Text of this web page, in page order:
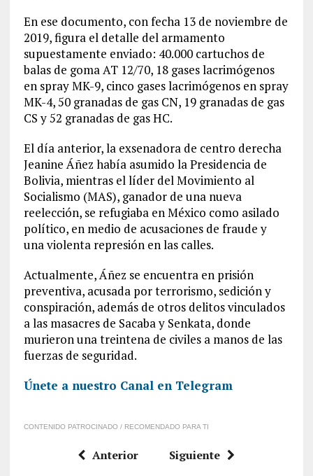
En ese documento, con fecha 13 de noviembre de
2019, figura el detalle del armamento
supuestamente enviado: 40.000 cartuchos de
balas de goma AT 12/70, 18 gases lacrimógenos
en spray MK-9, cinco gases lacrimógenos en spray
MK-4, 50 granadas de gas CN, 19 granadas de gas
CS y 52 granadas de gas HC.
El día anterior, la exsenadora de centro derecha
Jeanine Áñez había asumido la Presidencia de
Bolivia, mientras el líder del Movimiento al
Socialismo (MAS), ganador de una nueva
reelección, se refugiaba en México como asilado
político, en medio de acusaciones de fraude y
una violenta represión en las calles.
Actualmente, Áñez se encuentra en prisión
preventiva, acusada por terrorismo, sedición y
conspiración, además de otros delitos vinculados
a las masacres de Sacaba y Senkata, donde
murieron una treintena de civiles a manos de las
fuerzas de seguridad.
Únete a nuestro Canal en Telegram
CONTENIDO PATROCINADO / RECOMENDADO PARA TI
Anterior Siguiente